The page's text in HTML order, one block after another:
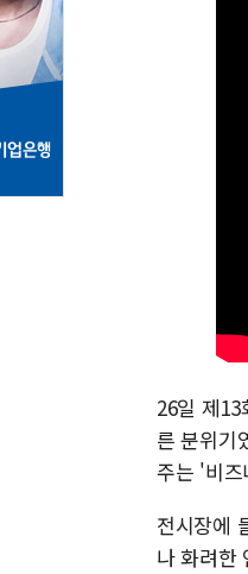
26일 제
른 분위기
주는 '비
전시장에
나 화려한